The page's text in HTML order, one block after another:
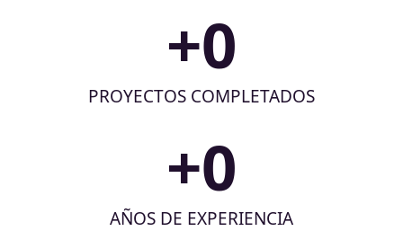
PROYECTOS COMPLETADOS
+0
AÑOS DE EXPERIENCIA
+0